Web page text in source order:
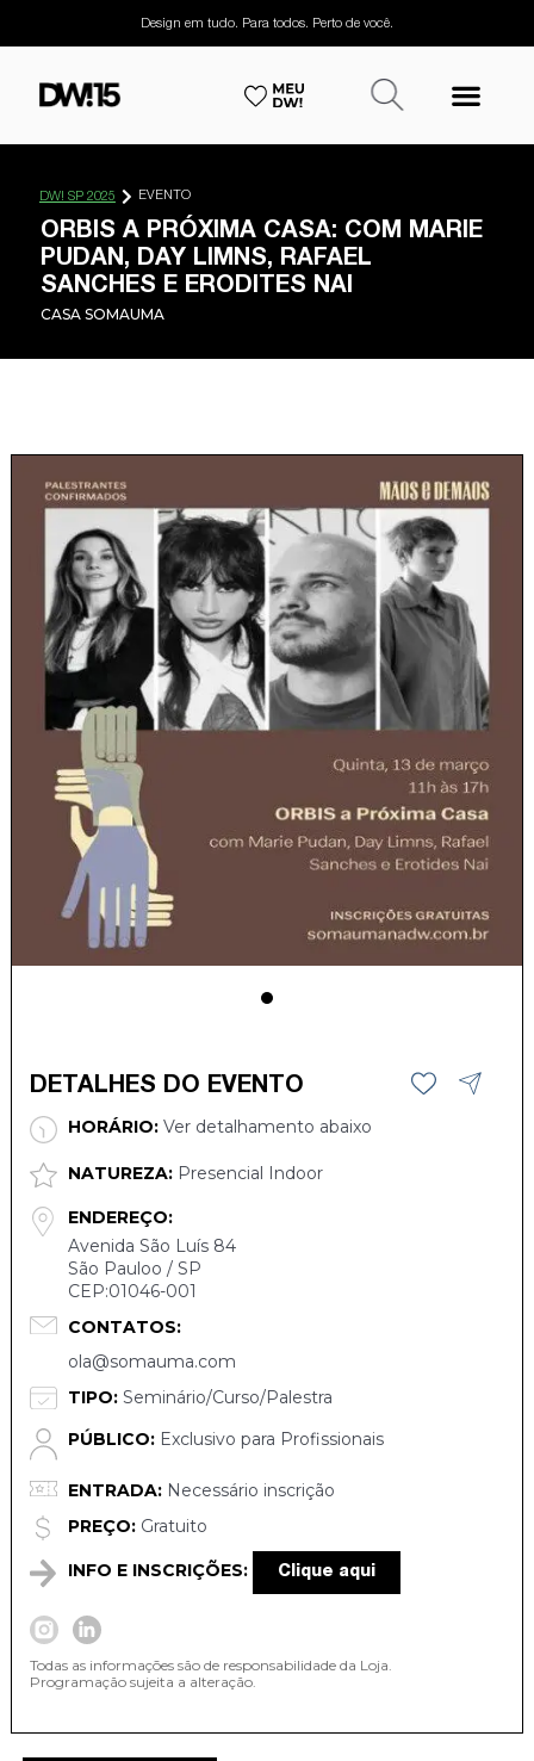
Design em tudo. Para todos. Perto de você.
DW! SP 2025 EVENTO
ORBIS A PRÓXIMA CASA: COM MARIE
PUDAN, DAY LIMNS, RAFAEL
SANCHES E ERODITES NAI
CASA SOMAUMA
DETALHES DO EVENTO
HORÁRIO:Ver detalhamento abaixo
NATUREZA:Presencial Indoor
ENDEREÇO:
Avenida São Luís 84
São Pauloo / SP
CEP:01046-001
CONTATOS:
ola@somauma.com
TIPO:Seminário/Curso/Palestra
PÚBLICO:Exclusivo para Profissionais
ENTRADA:Necessário inscrição
PREÇO:Gratuito
INFO E INSCRIÇÕES: Clique aqui
Todas as informações são de responsabilidade da Loja.
Programação sujeita a alteração.